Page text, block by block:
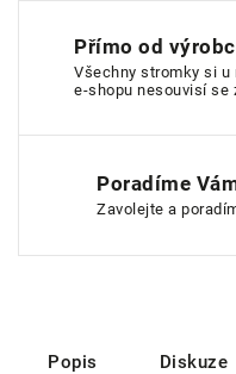
Přímo od
Všechny stromky si u
e-shopu nesouvisí se
Poradíme
Zavolejte a
Popis Diskuze